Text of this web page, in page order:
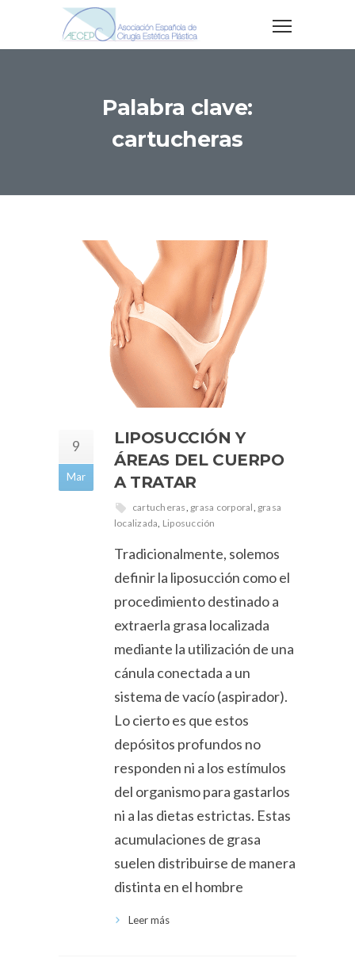
Palabra clave:
cartucheras
9
Mar
LIPOSUCCIÓN Y
ÁREAS DEL CUERPO
A TRATAR
cartucheras grasa corporal grasa
localizada Liposucción
Tradicionalmente, solemos
definir la liposucción como el
procedimiento destinado a
extraerla grasa localizada
mediante la utilización de una
cánula conectada a un
sistema de vacío (aspirador).
Lo cierto es que estos
depósitos profundos no
responden ni a los estímulos
del organismo para gastarlos
ni a las dietas estrictas. Estas
acumulaciones de grasa
suelen distribuirse de manera
distinta en el hombre
Leer más